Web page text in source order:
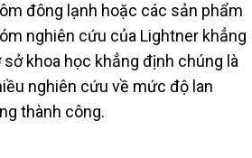
đông lạnh hoặc các sản phẩm
nghiên cứu của Lightner khẳng
khoa học khẳng định chúng là
nghiên cứu về mức độ lan
thành công.